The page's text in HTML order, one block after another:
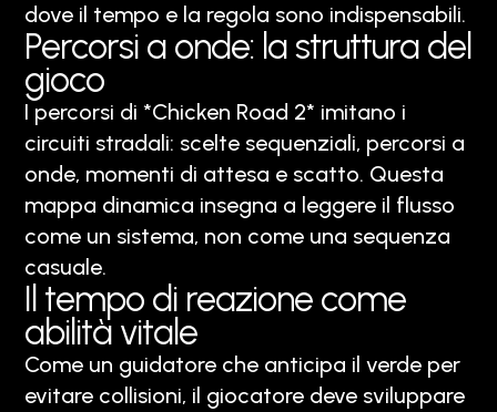
dove il tempo e la regola sono indispensabili.
Percorsi a onde: la struttura del
gioco
I percorsi di *Chicken Road 2* imitano i
circuiti stradali: scelte sequenziali, percorsi a
onde, momenti di attesa e scatto. Questa
mappa dinamica insegna a leggere il flusso
come un sistema, non come una sequenza
casuale.
Il tempo di reazione come
abilità vitale
Come un guidatore che anticipa il verde per
evitare collisioni, il giocatore deve sviluppare